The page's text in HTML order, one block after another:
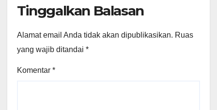
Tinggalkan Balasan
Alamat email Anda tidak akan dipublikasikan. Ruas
yang wajib ditandai *
Komentar *